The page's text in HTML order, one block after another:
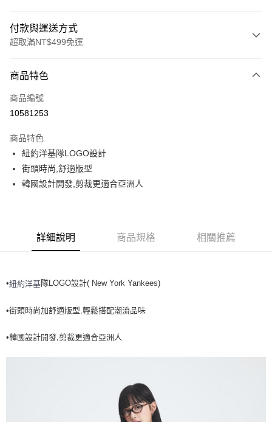
付款與運送方式
超取滿NT$499免運
信用卡一次付款
超商取貨付款
Apple Pay
街口支付
全家取貨付款<未取貨列黑名單/不支援離島取退>
全家取貨<不支援離島取退>
每筆NT$60，滿NT$499(含以上)免運費
每筆NT$80，滿NT$699(含以上)免運費
商品特色
商品編號
10581253
商品特色
紐約洋基隊LOGO設計
街頭時尚,舒適版型
韓國設計開發,剪裁更適合亞洲人
詳細說明 商品規格 相關推薦
•紐約洋基隊LOGO設計( New York Yankees)
•街頭時尚加舒適版型,輕鬆搭配潮流品味
•韓國設計開發,剪裁更適合亞洲人